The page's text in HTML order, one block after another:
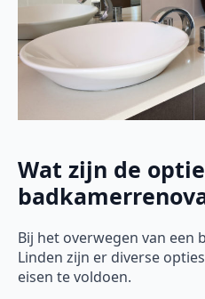
Wat zijn de
Bij het overwegen van een
Linden zijn er diverse
eisen te voldoen.